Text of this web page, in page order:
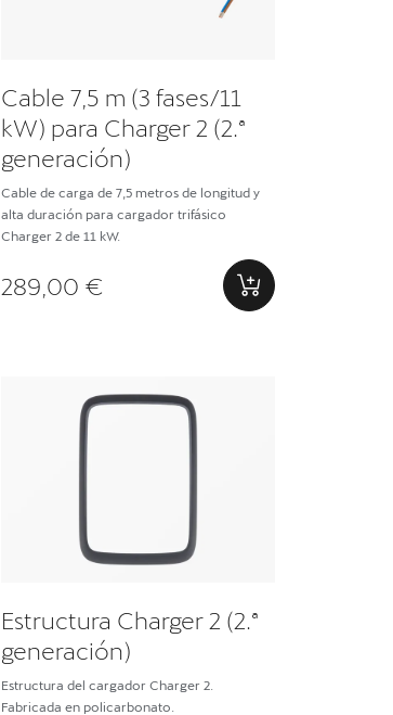
Cable 7,5 m (3 fases/11
kW) para Charger 2 (2.ª
generación)
Cable de carga de 7,5 metros de longitud y
alta duración para cargador trifásico
Charger 2 de 11 kW.
289,00 €
Estructura Charger 2 (2.ª
generación)
Estructura del cargador Charger 2.
Fabricada en policarbonato.